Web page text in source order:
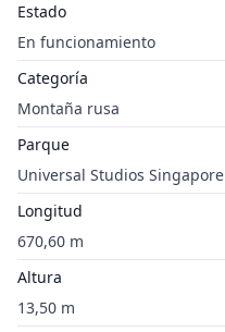
Estado
En funcionamiento
Categoría
Montaña rusa
Parque
Universal Studios Singapore
Longitud
670,60 m
Altura
13,50 m